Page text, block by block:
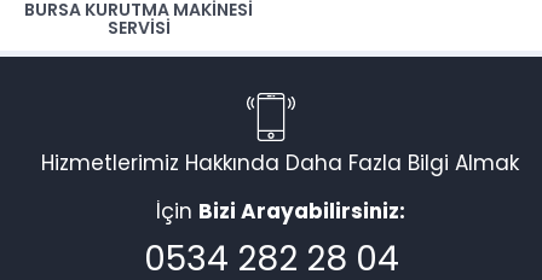
BURSA KURUTMA MAKINESI
SERVISI
Hizmetlerimiz Hakkında Daha Fazla Bilgi Almak
İçin Bizi Arayabilirsiniz:
0534 282 28 04